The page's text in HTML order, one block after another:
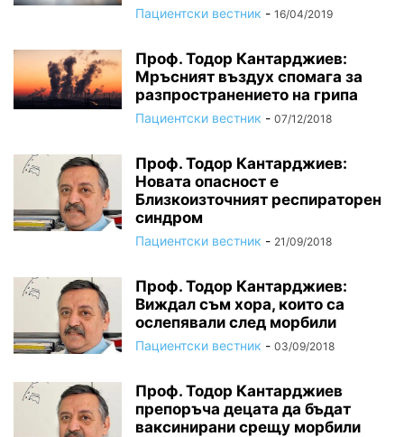
Пациентски вестник - 16/04/2019
Проф. Тодор Кантарджиев:
Мръсният въздух спомага за
разпространението на грипа
Пациентски вестник - 07/12/2018
Проф. Тодор Кантарджиев:
Новата опасност е
Близкоизточният респираторен
синдром
Пациентски вестник - 21/09/2018
Проф. Тодор Кантарджиев:
Виждал съм хора, които са
ослепявали след морбили
Пациентски вестник - 03/09/2018
Проф. Тодор Кантарджиев
препоръча децата да бъдат
ваксинирани срещу морбили